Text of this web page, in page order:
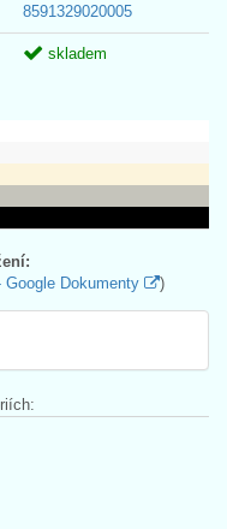
8591329020005
skladem
Google Dokumenty )